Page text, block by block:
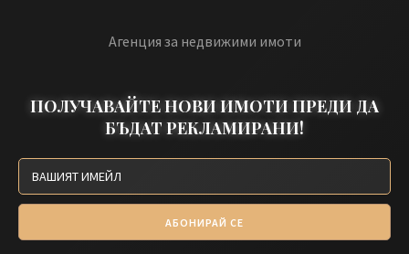
Агенция за недвижими имоти
ПОЛУЧАВАЙТЕ НОВИ ИМОТИ ПРЕДИ ДА
БЪДАТ РЕКЛАМИРАНИ!
АБОНИРАЙ СЕ